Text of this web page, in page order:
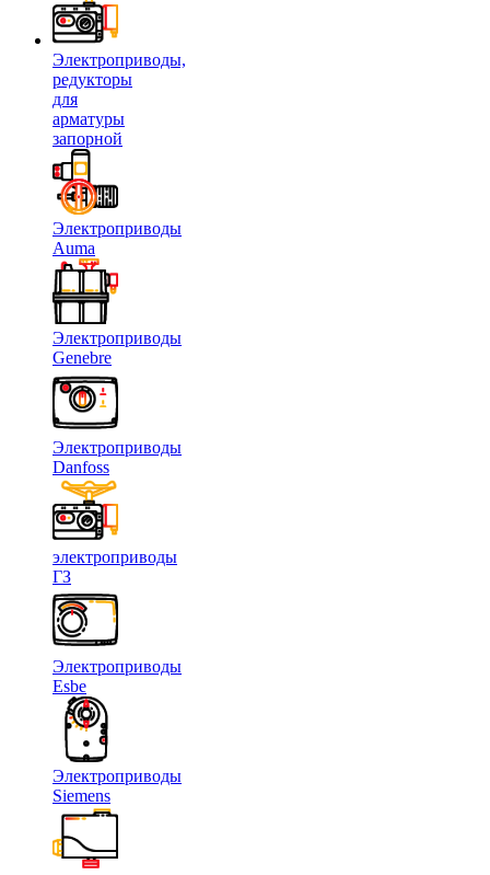
Электроприводы,
редукторы
для
арматуры
запорной
Электроприводы
Auma
Электроприводы
Genebre
Электроприводы
Danfoss
электроприводы
ГЗ
Электроприводы
Esbe
Электроприводы
Siemens